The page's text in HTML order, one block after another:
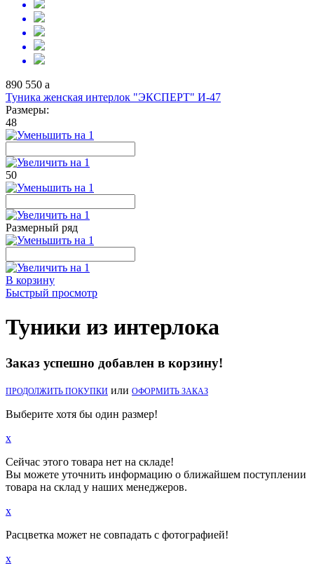
890 550 a
Туника женская интерлок "ЭКСПЕРТ" И-47
Размеры:
48
50
Размерный ряд
В корзину
Быстрый просмотр
Туники из интерлока
Заказ успешно добавлен в корзину!
ПРОДОЛЖИТЬ ПОКУПКИ или ОФОРМИТЬ ЗАКАЗ
Выберите хотя бы один размер!
x
Сейчас этого товара нет на складе!
Вы можете уточнить информацию о ближайшем поступлении
товара на склад у наших менеджеров.
x
Расцветка может не совпадать с фотографией!
x